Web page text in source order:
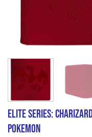
Elite Series:
Pokemon